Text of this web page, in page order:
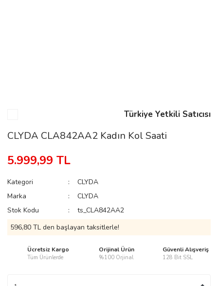
Türkiye Yetkili Satıcısı
CLYDA CLA842AA2 Kadın Kol Saati
5.999,99 TL
Kategori
CLYDA
Marka
CLYDA
Stok Kodu
ts_CLA842AA2
596,80 TL den başlayan taksitlerle!
Ücretsiz Kargo
Tüm Ürünlerde
Orijinal Ürün
%100 Orjinal
Güvenli Alışveriş
128 Bit SSL